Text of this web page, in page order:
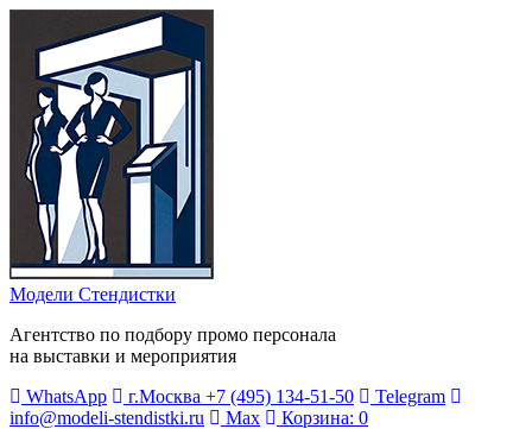
Модели Стендистки
Агентство по подбору промо персонала
на выставки и мероприятия
WhatsApp
г.Москва +7 (495) 134-51-50
Telegram
info@modeli-stendistki.ru
Max Корзина: 0